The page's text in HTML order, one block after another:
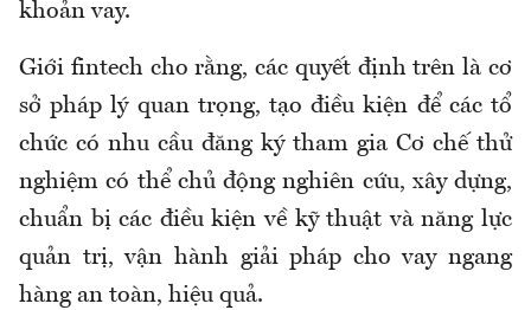
khoản vay.
Giới fintech cho rằng, các quyết định trên là cơ
sở pháp lý quan trọng, tạo điều kiện để các tổ
chức có nhu cầu đăng ký tham gia Cơ chế thử
nghiệm có thể chủ động nghiên cứu, xây dựng,
chuẩn bị các điều kiện về kỹ thuật và năng lực
quản trị, vận hành giải pháp cho vay ngang
hàng an toàn, hiệu quả.